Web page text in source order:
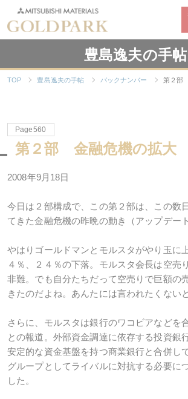
豊島逸夫の手帖
TOP 豊島逸夫の手帖 バックナンバー 第２部
Page560
第２部 金融危機の拡大
2008年9月18日
今日は２部構成で、この第２部は、この数
てきた金融危機の昨晩の動き（アップデー
やはりゴールドマンとモルスタがやり玉に
４％、２４％の下落。モルスタ会長は空売
非難。でも自分たちだって空売りで巨額の
きたのだよね。あんたには言われたくない
さらに、モルスタは銀行のワコビアなどを
との報道。外部資金調達に依存する投資銀
安定的な資金基盤を持つ商業銀行と合併し
グループとしてライバルに対抗する必要に
した。